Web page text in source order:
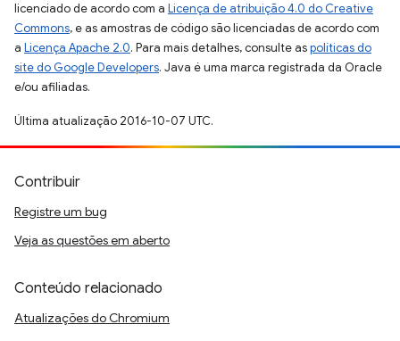
licenciado de acordo com a Licença de atribuição 4.0 do Creative
Commons, e as amostras de código são licenciadas de acordo com
a Licença Apache 2.0. Para mais detalhes, consulte aspolíticas do
site do Google Developers. Java é uma marca registrada da Oracle
e/ou afiliadas.
Última atualização 2016-10-07 UTC.
Contribuir
Registre um bug
Veja as questões em aberto
Conteúdo relacionado
Atualizações do Chromium